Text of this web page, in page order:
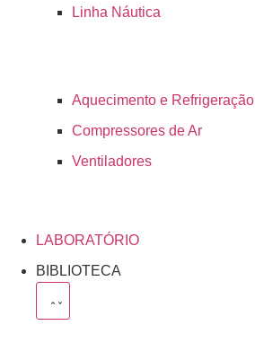
Linha Náutica
Aquecimento e Refrigeração
Compressores de Ar
Ventiladores
LABORATÓRIO
BIBLIOTECA